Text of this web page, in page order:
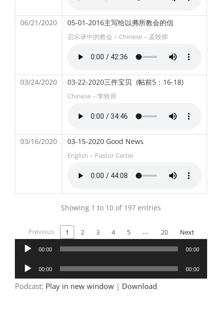
06/21/2020 05-01-2016主写给以弗所教会的信
启示录中的教会 – Chinese – 孟牧师
03/24/2020 03-22-2020三件宝贝 (帖前5：16-18)
Chinese – 李牧师
03/16/2020 03-15-2020 Good News
English – Pastor Carter
Showing 1 to 10 of 197 entries
Previous 1 2 3 4 5 … 20 Next
Audio
00:00 00:00
Audio
Player
00:00 00:00
Podcast: Play in new window | Download